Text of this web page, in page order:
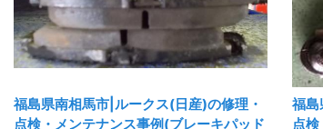
福島県南相馬市|ルークス(日産)の修理・
点検・メンテナンス事例(ブレーキパッド
福島
点